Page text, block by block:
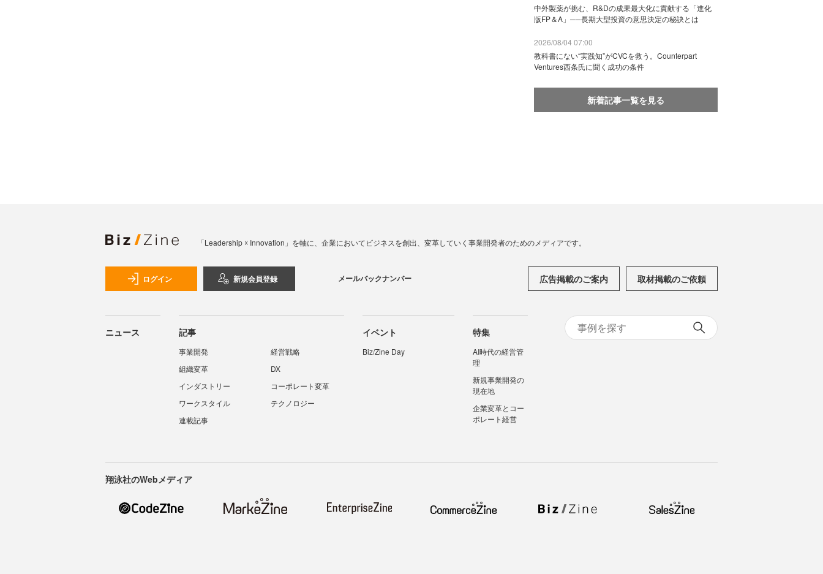
中外製薬が挑む、R&Dの成果最大化に貢献する「進化
版FP＆A」──長期大型投資の意思決定の秘訣とは
2026/08/04 07:00
教科書にない“実践知”がCVCを救う。Counterpart
Ventures西条氏に聞く成功の条件
新着記事一覧を見る
「Leadership ☓ Innovation」を軸に、企業においてビジネスを創出、変革していく事業開発者のためのメディアです。
ログイン 新規会員登録 メールバックナンバー 広告掲載のご案内 取材掲載のご依頼
ニュース 記事
事業開発
経営戦略
組織変革
DX
インダストリー
コーポレート変革
ワークスタイル
テクノロジー
連載記事
イベント
Biz/Zine Day
特集
AI時代の経営管
理
新規事業開発の
現在地
企業変革とコー
ポレート経営
翔泳社のWebメディア